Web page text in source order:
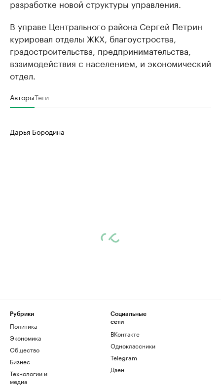
разработке новой структуры управления.
В управе Центрального района Сергей Петрин
курировал отделы ЖКХ, благоустроства,
градостроительства, предпринимательства,
взаимодействия с населением, и экономический
отдел.
АвторыТеги
Дарья Бородина
Рубрики
Политика
Экономика
Общество
Бизнес
Технологии и
медиа
Социальные
сети
ВКонтакте
Одноклассники
Telegram
Дзен